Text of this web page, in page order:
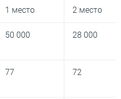
1 место 2 место
50 000 28 000
77 72